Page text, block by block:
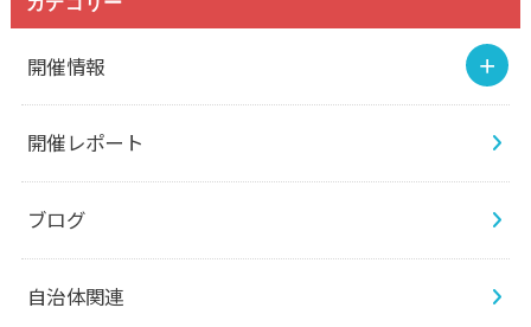
開催情報
開催レポート
ブログ
自治体関連